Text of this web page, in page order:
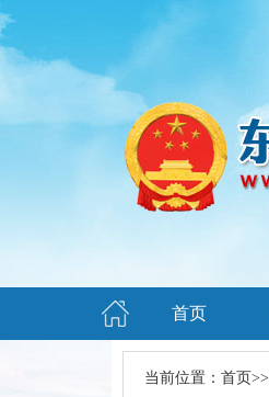
首页
当前位置： 首页>>